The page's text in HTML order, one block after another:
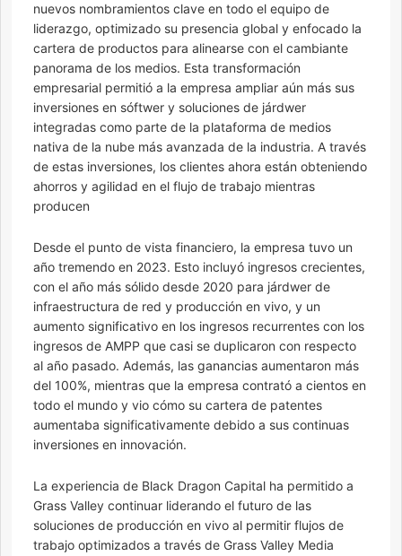
nuevos nombramientos clave en todo el equipo de
liderazgo, optimizado su presencia global y enfocado la
cartera de productos para alinearse con el cambiante
panorama de los medios. Esta transformación
empresarial permitió a la empresa ampliar aún más sus
inversiones en sóftwer y soluciones de járdwer
integradas como parte de la plataforma de medios
nativa de la nube más avanzada de la industria. A través
de estas inversiones, los clientes ahora están obteniendo
ahorros y agilidad en el flujo de trabajo mientras
producen
Desde el punto de vista financiero, la empresa tuvo un
año tremendo en 2023. Esto incluyó ingresos crecientes,
con el año más sólido desde 2020 para járdwer de
infraestructura de red y producción en vivo, y un
aumento significativo en los ingresos recurrentes con los
ingresos de AMPP que casi se duplicaron con respecto
al año pasado. Además, las ganancias aumentaron más
del 100%, mientras que la empresa contrató a cientos en
todo el mundo y vio cómo su cartera de patentes
aumentaba significativamente debido a sus continuas
inversiones en innovación.
La experiencia de Black Dragon Capital ha permitido a
Grass Valley continuar liderando el futuro de las
soluciones de producción en vivo al permitir flujos de
trabajo optimizados a través de Grass Valley Media